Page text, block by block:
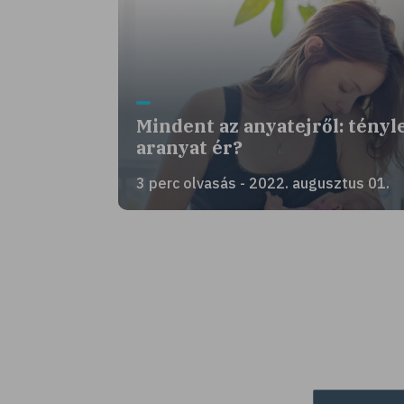
Mindent az anyatejről:
aranyat ér?
3 perc olvasás - 2022. augusztus 01.